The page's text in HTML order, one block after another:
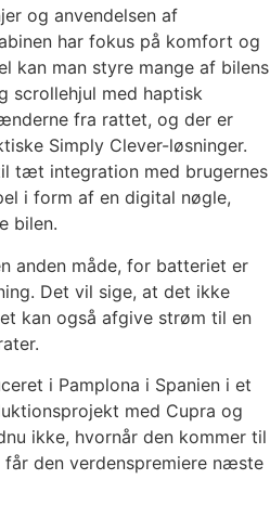
og anvendelsen af
har fokus på komfort og
kan man styre mange af bilens
scrollehjul med haptisk
fra rattet, og der er
Simply Clever-løsninger.
tæt integration med brugernes
i form af en digital nøgle,
bilen.
anden måde, for batteriet er
Det vil sige, at det ikke
kan også afgive strøm til en
i Pamplona i Spanien i et
med Cupra og
ikke, hvornår den kommer til
den verdenspremiere næste